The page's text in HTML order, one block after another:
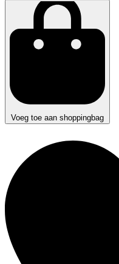
Voeg toe aan shoppingbag